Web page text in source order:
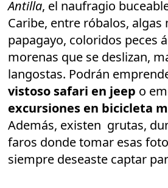
Antilla, el naufragio
Caribe, entre róbalos, algas
papagayo, coloridos peces
morenas que se deslizan,
langostas. Podrán
vistoso safari en jeep o
excursiones en bicicleta
Además, existen grutas,
faros donde tomar esas
siempre deseaste captar